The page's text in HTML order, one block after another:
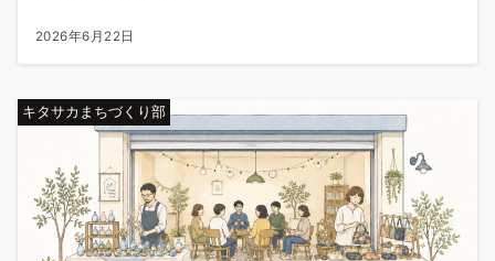
2026年6月22日
キタサカまちづくり部